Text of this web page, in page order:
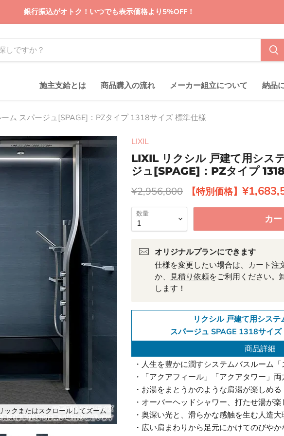
銀行振込がオトク！いつでも表示価格より5%OFF！
施主支給とは 商品購入の流れ メーカー組立について 納品
ム スパージュ[SPAGE]：PZタイプ 1318サイズ 標準仕様
ックまたはスクロールしてズーム
LIXIL
LIXIL リクシル 戸建て用シス
ジュ[SPAGE]：PZタイプ
元の価格
¥2,956,800 現在の
数量 カ
オリジナルプランにできます
仕様を変更したい場合は、カート注
か、 見積り依頼をご利用ください。
します！
リクシル 戸建て用システ
スパージュ SPAGE 1318サイ
商品詳細
・人生を豊かに潤すシステムバスルーム「
・「アクアフィール」「アクアタワー」
・お湯をまとうかのような肩湯が楽しめる
・オーバーヘッドシャワー、打たせ湯が楽
・奥深い光と、滑らかな感触を生む人造
・広い肩まわりから足元にかけてのびや